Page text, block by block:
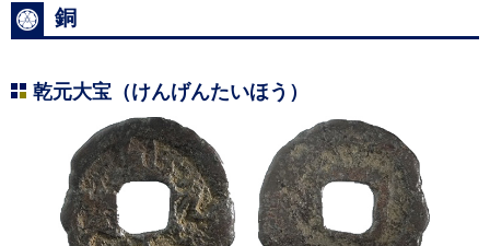
銅
乾元大宝（けんげんたいほう）